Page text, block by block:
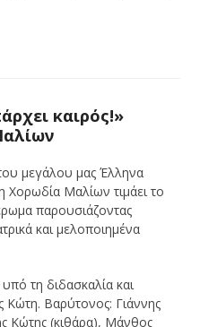
καιρός!»
μεγάλου μας Έλληνα
Μαλίων τιμάει το
παρουσιάζοντας
και μελοποιημένα
τη διδασκαλία και
Κώτη. Βαρύτονος: Γιάννης
Κώτης (κιθάρα), Μάνθος